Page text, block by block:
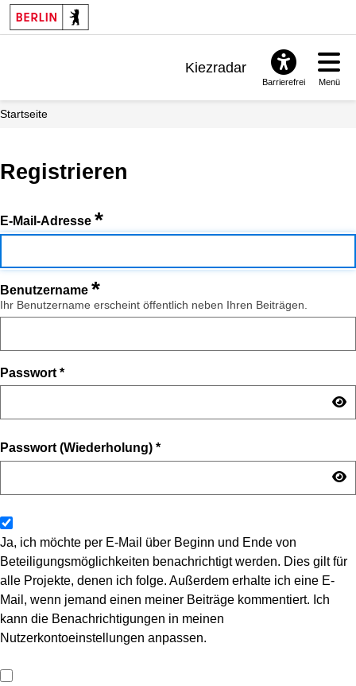
Kiezradar
Barrierefrei Menü
Startseite
Registrieren
E-Mail-Adresse *
Benutzername *
Ihr Benutzername erscheint öffentlich neben Ihren Beiträgen.
Passwort *
Passwort (Wiederholung) *
Ja, ich möchte per E-Mail über Beginn und Ende von
Beteiligungsmöglichkeiten benachrichtigt werden. Dies gilt für
alle Projekte, denen ich folge. Außerdem erhalte ich eine E-
Mail, wenn jemand einen meiner Beiträge kommentiert. Ich
kann die Benachrichtigungen in meinen
Nutzerkontoeinstellungen anpassen.